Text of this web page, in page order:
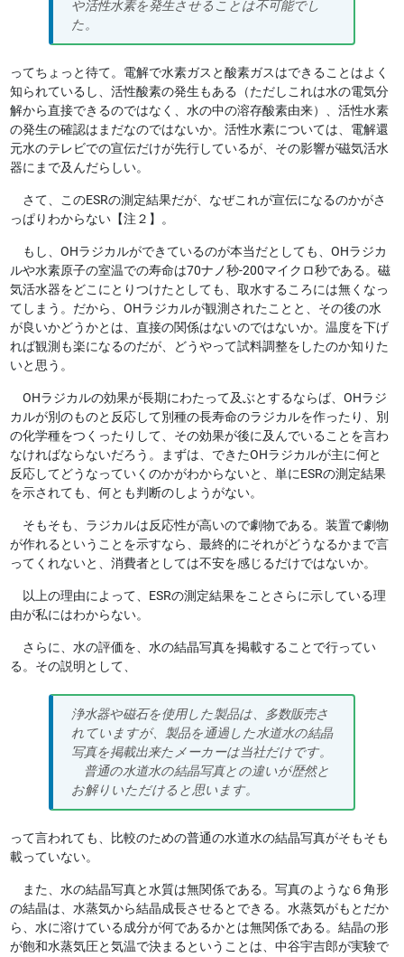
や活性水素を発生させることは不可能でし
た。
ってちょっと待て。電解で水素ガスと酸素ガスはできることはよく
知られているし、活性酸素の発生もある（ただしこれは水の電気分
解から直接できるのではなく、水の中の溶存酸素由来）、活性水素
の発生の確認はまだなのではないか。活性水素については、電解還
元水のテレビでの宣伝だけが先行しているが、その影響が磁気活水
器にまで及んだらしい。
さて、このESRの測定結果だが、なぜこれが宣伝になるのかがさ
っぱりわからない【注２】。
もし、OHラジカルができているのが本当だとしても、OHラジカ
ルや水素原子の室温での寿命は70ナノ秒-200マイクロ秒である。磁
気活水器をどこにとりつけたとしても、取水するころには無くなっ
てしまう。だから、OHラジカルが観測されたことと、その後の水
が良いかどうかとは、直接の関係はないのではないか。温度を下げ
れば観測も楽になるのだが、どうやって試料調整をしたのか知りた
いと思う。
OHラジカルの効果が長期にわたって及ぶとするならば、OHラジ
カルが別のものと反応して別種の長寿命のラジカルを作ったり、別
の化学種をつくったりして、その効果が後に及んでいることを言わ
なければならないだろう。まずは、できたOHラジカルが主に何と
反応してどうなっていくのかがわからないと、単にESRの測定結果
を示されても、何とも判断のしようがない。
そもそも、ラジカルは反応性が高いので劇物である。装置で劇物
が作れるということを示すなら、最終的にそれがどうなるかまで言
ってくれないと、消費者としては不安を感じるだけではないか。
以上の理由によって、ESRの測定結果をことさらに示している理
由が私にはわからない。
さらに、水の評価を、水の結晶写真を掲載することで行ってい
る。その説明として、
浄水器や磁石を使用した製品は、多数販売さ
れていますが、製品を通過した水道水の結晶
写真を掲載出来たメーカーは当社だけです。
普通の水道水の結晶写真との違いが歴然と
お解りいただけると思います。
って言われても、比較のための普通の水道水の結晶写真がそもそも
載っていない。
また、水の結晶写真と水質は無関係である。写真のような６角形
の結晶は、水蒸気から結晶成長させるとできる。水蒸気がもとだか
ら、水に溶けている成分が何であるかとは無関係である。結晶の形
が飽和水蒸気圧と気温で決まるということは、中谷宇吉郎が実験で